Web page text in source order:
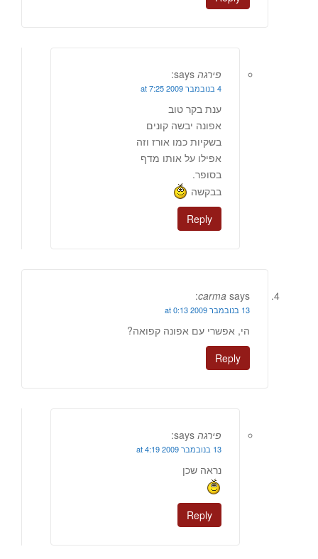
פירגה says:
4 בנובמבר 2009 at 7:25
ענת בקר טוב
אפונה יבשה קונים
בשקיות כמו אורז וזה
אפילו על אותו מדף
בסופר.
בבקשה
Reply
carma says:
13 בנובמבר 2009 at 0:13
הי, אפשרי עם אפונה קפואה?
Reply
פירגה says:
13 בנובמבר 2009 at 4:19
נראה שכן
Reply